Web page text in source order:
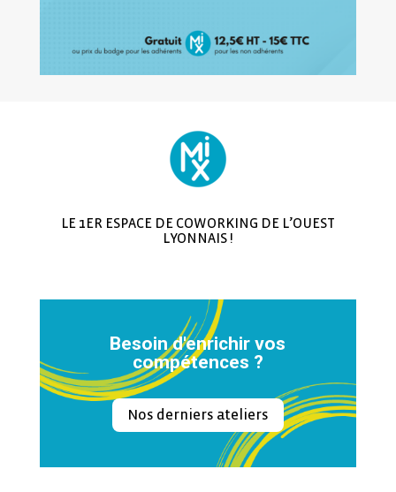
LE 1ER ESPACE DE COWORKING DE L’OUEST
LYONNAIS !
Besoin d'enrichir vos
compétences ?
Nos derniers ateliers